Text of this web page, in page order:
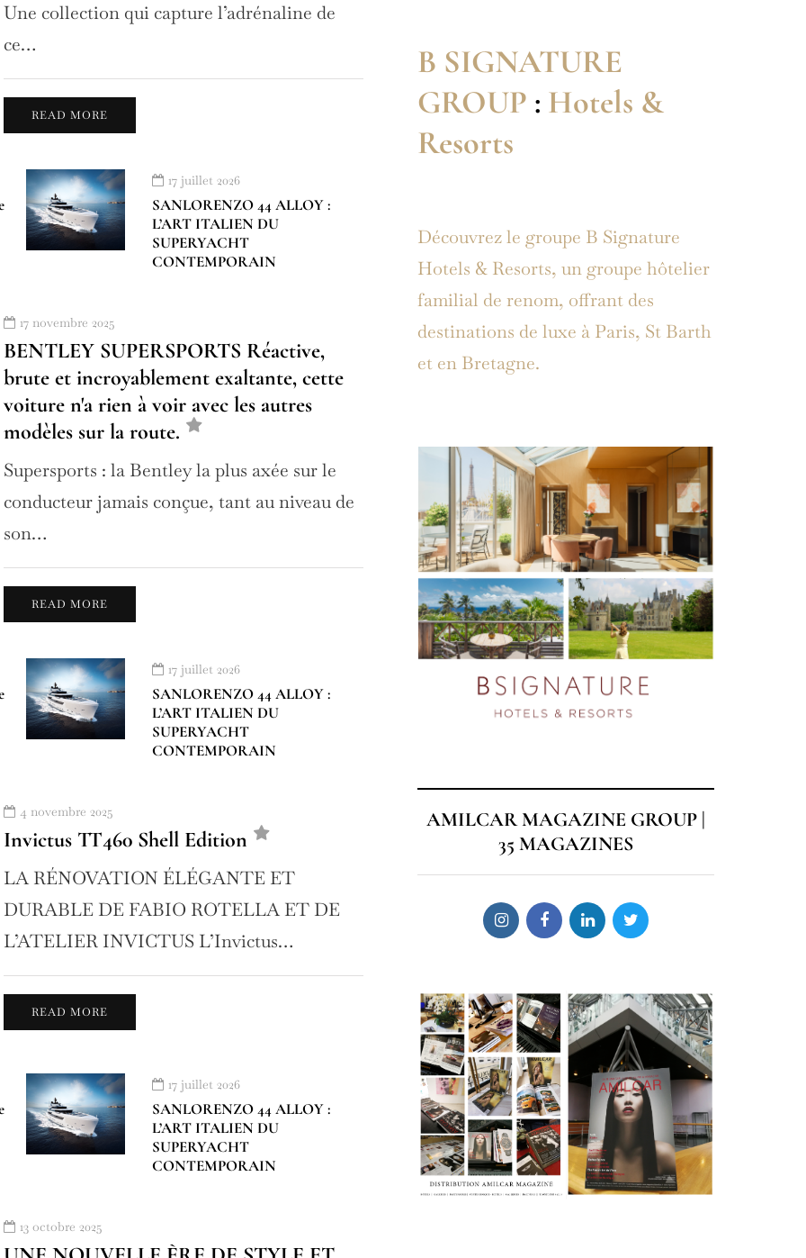
Une collection qui capture l’adrénaline de
ce…
READ MORE
17 juillet 2026
SANLORENZO 44 ALLOY :
L’ART ITALIEN DU
SUPERYACHT
CONTEMPORAIN
17 novembre 2025
BENTLEY SUPERSPORTS Réactive,
brute et incroyablement exaltante, cette
voiture n'a rien à voir avec les autres
modèles sur la route.
Supersports : la Bentley la plus axée sur le
conducteur jamais conçue, tant au niveau de
son…
READ MORE
17 juillet 2026
SANLORENZO 44 ALLOY :
L’ART ITALIEN DU
SUPERYACHT
CONTEMPORAIN
4 novembre 2025
Invictus TT460 Shell Edition
LA RÉNOVATION ÉLÉGANTE ET
DURABLE DE FABIO ROTELLA ET DE
L’ATELIER INVICTUS L’Invictus…
READ MORE
17 juillet 2026
SANLORENZO 44 ALLOY :
L’ART ITALIEN DU
SUPERYACHT
CONTEMPORAIN
13 octobre 2025
B SIGNATURE
GROUP : Hotels &
Resorts
Découvrez le groupe B Signature
Hotels & Resorts, un groupe hôtelier
familial de renom, offrant des
destinations de luxe à Paris, St Barth
et en Bretagne.
AMILCAR MAGAZINE GROUP |
35 MAGAZINES